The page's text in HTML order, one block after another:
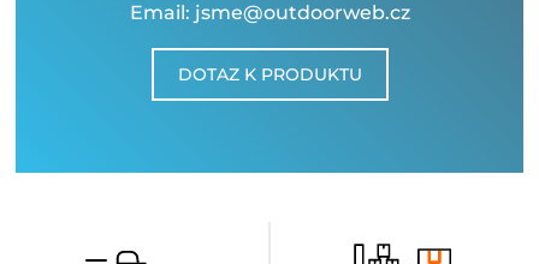
Email: jsme@outdoorweb.cz
DOTAZ K PRODUKTU